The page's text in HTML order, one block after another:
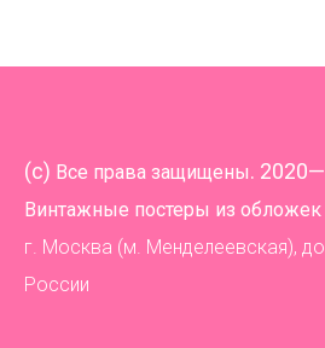
(c) Все права защищены.
Винтажные постеры из обложек
г. Москва (м. Менделеевская),
России